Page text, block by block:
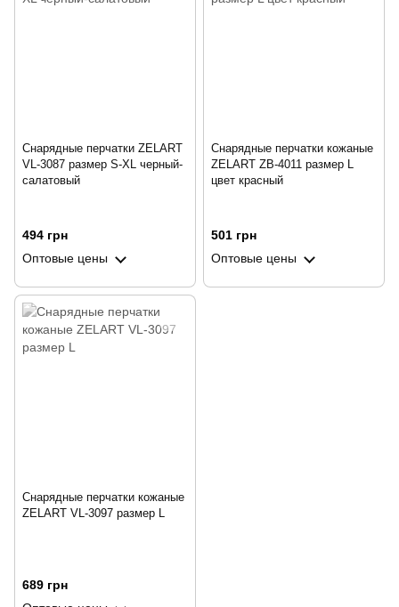
Снарядные перчатки ZELART
VL-3087 размер S-XL черный-
салатовый
494 грн
Оптовые цены
Снарядные перчатки кожаные
ZELART ZB-4011 размер L
цвет красный
501 грн
Оптовые цены
Снарядные перчатки кожаные
ZELART VL-3097 размер L
689 грн